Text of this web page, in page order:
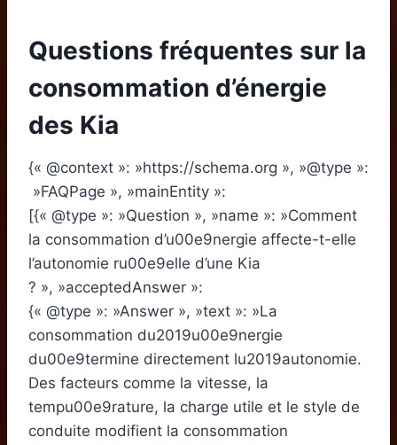
Questions fréquentes sur la
consommation d’énergie
des Kia
{« @context »: »https://schema.org », »@type »:
»FAQPage », »mainEntity »:
[{« @type »: »Question », »name »: »Comment
la consommation d’u00e9nergie affecte-t-elle
l’autonomie ru00e9elle d’une Kia
? », »acceptedAnswer »:
{« @type »: »Answer », »text »: »La
consommation du2019u00e9nergie
du00e9termine directement lu2019autonomie.
Des facteurs comme la vitesse, la
tempu00e9rature, la charge utile et le style de
conduite modifient la consommation